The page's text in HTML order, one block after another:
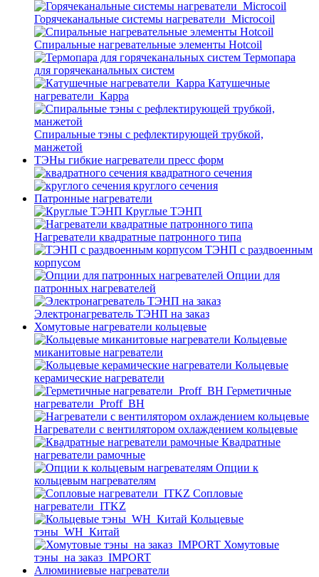
Горячеканальные системы нагреватели_Microcoil
Спиральные нагревательные элементы Hotcoil
Термопара
для горячеканальных систем
Катушечные
нагреватели_Карра
Спиральные тэны с рефлектирующей трубкой,
манжетой
ТЭНы гибкие нагреватели пресс форм
квадратного сечения
круглого сечения
Патронные нагреватели
Круглые ТЭНП
Нагреватели квадратные патронного типа
ТЭНП с раздвоенным
корпусом
Опции для
патронных нагревателей
Электронагреватель ТЭНП на заказ
Хомутовые нагреватели кольцевые
Кольцевые
миканитовые нагреватели
Кольцевые
керамические нагреватели
Герметичные
нагреватели_Proff_BH
Нагреватели с вентилятором охлаждением кольцевые
Квадратные
нагреватели рамочные
Опции к
кольцевым нагревателям
Cопловые
нагреватели_ITKZ
Кольцевые
тэны_WH_Китай
Хомутовые
тэны_на заказ_IMPORT
Алюминиевые нагреватели